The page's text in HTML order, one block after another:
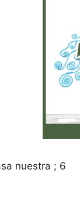
nuestra ; 6